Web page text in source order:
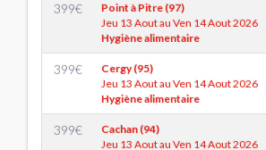
399€
Point à Pitre (97)
Jeu 13 Aout au Ven 14 Aout 2026
Hygiène alimentaire
399€
Cergy (95)
Jeu 13 Aout au Ven 14 Aout 2026
Hygiène alimentaire
399€
Cachan (94)
Jeu 13 Aout au Ven 14 Aout 2026